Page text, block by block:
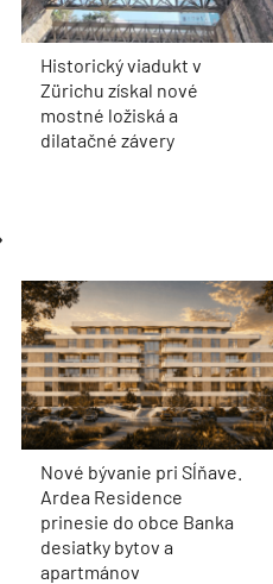
Historický viadukt v
Zürichu získal nové
mostné ložiská a
dilatačné závery
Nové bývanie pri Sĺňave.
Ardea Residence
prinesie do obce Banka
desiatky bytov a
apartmánov